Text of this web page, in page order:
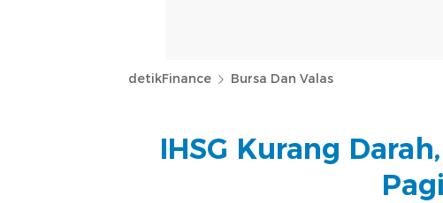
detikFinance Bursa Dan Valas
IHSG Kurang